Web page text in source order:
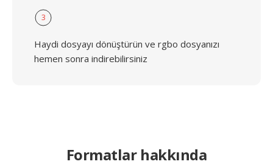
3
Haydi dosyayı dönüştürün ve rgbo dosyanızı
hemen sonra indirebilirsiniz
Formatlar hakkında